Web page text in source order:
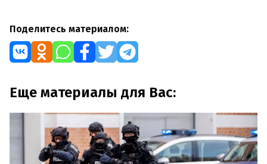
Поделитесь материалом:
Еще материалы для Вас: